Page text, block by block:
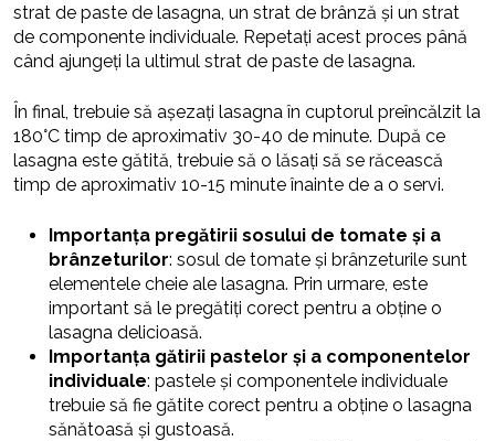
strat de paste de lasagna, un strat de brânză și un strat
de componente individuale. Repetați acest proces până
când ajungeți la ultimul strat de paste de lasagna.
În final, trebuie să așezați lasagna în cuptorul preîncălzit la
180°C timp de aproximativ 30-40 de minute. După ce
lasagna este gătită, trebuie să o lăsați să se răcească
timp de aproximativ 10-15 minute înainte de a o servi.
Importanța pregătirii sosului de tomate și a
brânzeturilor: sosul de tomate și brânzeturile sunt
elementele cheie ale lasagna. Prin urmare, este
important să le pregătiți corect pentru a obține o
lasagna delicioasă.
Importanța gătirii pastelor și a componentelor
individuale: pastele și componentele individuale
trebuie să fie gătite corect pentru a obține o lasagna
sănătoasă și gustoasă.